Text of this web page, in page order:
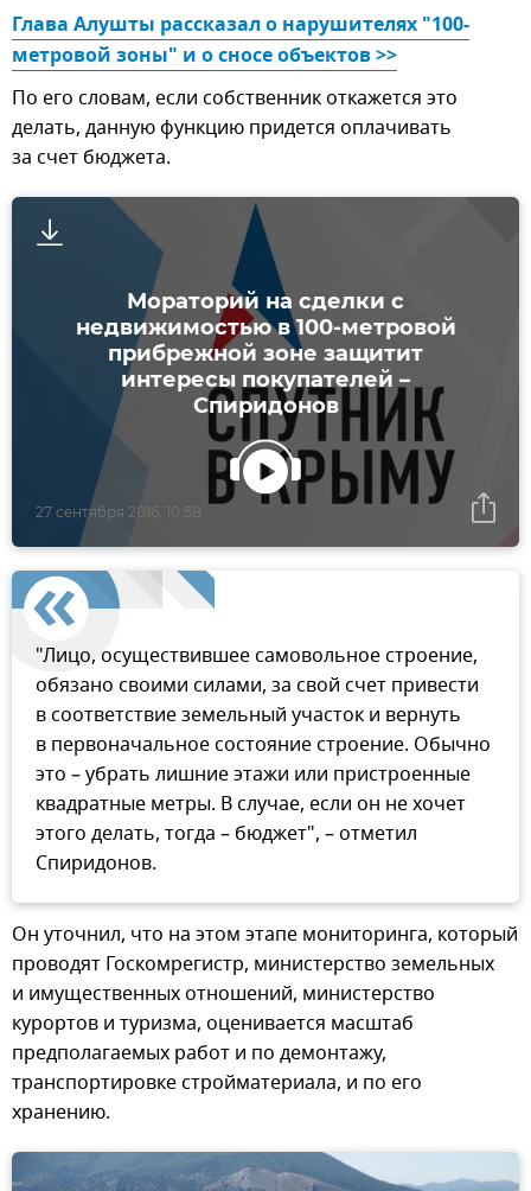
Глава Алушты рассказал о нарушителях "100-
метровой зоны" и о сносе объектов >>
По его словам, если собственник откажется это
делать, данную функцию придется оплачивать
за счет бюджета.
Мораторий на сделки с
недвижимостью в 100-метровой
прибрежной зоне защитит
интересы покупателей –
Спиридонов
27 сентября 2016, 10:58
"Лицо, осуществившее самовольное строение,
обязано своими силами, за свой счет привести
в соответствие земельный участок и вернуть
в первоначальное состояние строение. Обычно
это – убрать лишние этажи или пристроенные
квадратные метры. В случае, если он не хочет
этого делать, тогда – бюджет", – отметил
Спиридонов.
Он уточнил, что на этом этапе мониторинга, который
проводят Госкомрегистр, министерство земельных
и имущественных отношений, министерство
курортов и туризма, оценивается масштаб
предполагаемых работ и по демонтажу,
транспортировке стройматериала, и по его
хранению.